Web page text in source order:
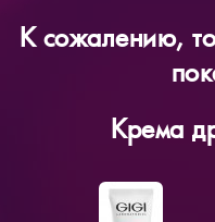
К сожалению,
Крема